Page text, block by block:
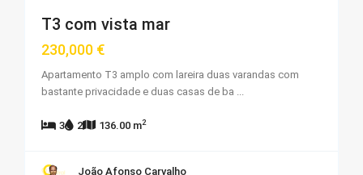
T3 com vista mar
230,000 €
Apartamento T3 amplo com lareira duas varandas com
bastante privacidade e duas casas de ba ...
3 2 136.00 m2
João Afonso Carvalho